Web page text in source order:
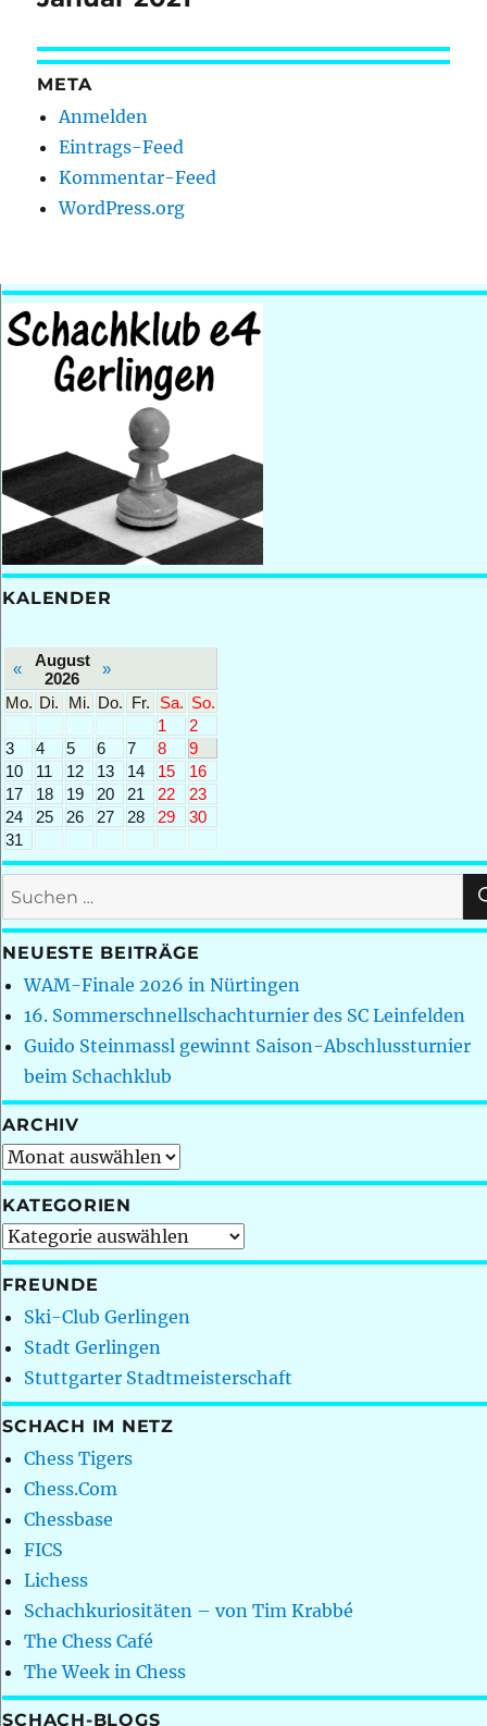
META
Anmelden
Eintrags-Feed
Kommentar-Feed
WordPress.org
KALENDER
«
August
2026
»
Mo. Di. Mi. Do. Fr. Sa. So.
1
2
3
4 5 6 7 8
9
10
11 12 13 14 15
16
17
18 19 20 21 22
23
24
25 26 27 28 29
30
31
Suchen
nach:
NEUESTE BEITRÄGE
WAM-Finale 2026 in Nürtingen
16. Sommerschnellschachturnier des SC Leinfelden
Guido Steinmassl gewinnt Saison-Abschlussturnier
beim Schachklub
ARCHIV
Archiv
KATEGORIEN
Kategorien
FREUNDE
Ski-Club Gerlingen
Stadt Gerlingen
Stuttgarter Stadtmeisterschaft
SCHACH IM NETZ
Chess Tigers
Chess.Com
Chessbase
FICS
Lichess
Schachkuriositäten – von Tim Krabbé
The Chess Café
The Week in Chess
SCHACH-BLOGS